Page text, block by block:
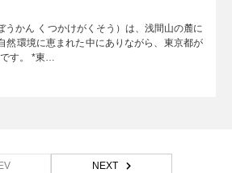
うかん くつかけがくそう）は、浅間山の麓に
然環境に恵まれた中にありながら、東京都が
す。 *東…
NEXT